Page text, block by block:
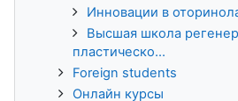
Инновации в
Высшая школа
пластическо...
Foreign students
Онлайн курсы